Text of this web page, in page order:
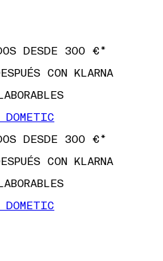
CON KLARNA
DOMETIC
DESDE 300 €*
CON KLARNA
DOMETIC